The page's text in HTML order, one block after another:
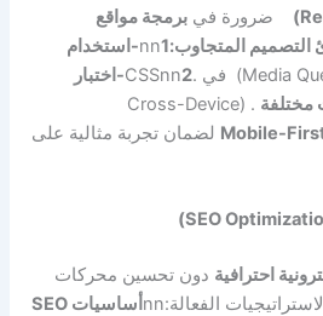
ضرورة فيبرمجة مواقع
التصميم المتجاوب: nn1-استخدام
nn
2-اختبار
مختلفة
. (Cross-Device
لضمان تجربة مثالية على
احترافية دون تحسين محركات
nn
أساسيات SEO